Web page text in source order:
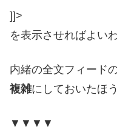
]]>
を表示させればよい
内緒の全文フィード
複雑にしておいたほ
▼▼▼▼